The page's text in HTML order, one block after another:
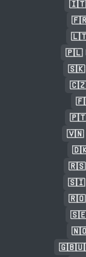
🇮🇹
🇵🇱
🇸🇰
🇨🇿
🇵🇹
🇻🇳
🇷🇸
🇸🇮
🇷🇴